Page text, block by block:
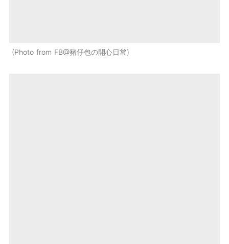
Photo from FB@豬仔包の開心日常